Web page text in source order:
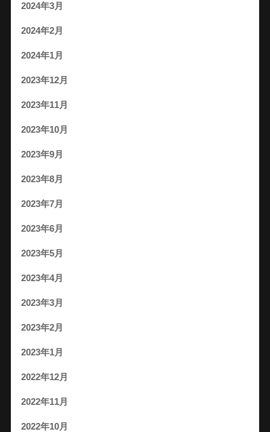
2024年3月
2024年2月
2024年1月
2023年12月
2023年11月
2023年10月
2023年9月
2023年8月
2023年7月
2023年6月
2023年5月
2023年4月
2023年3月
2023年2月
2023年1月
2022年12月
2022年11月
2022年10月